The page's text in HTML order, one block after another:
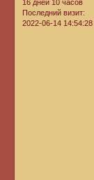
16 дней 10 часов
Последний визит:
2022-06-14 14:54:28